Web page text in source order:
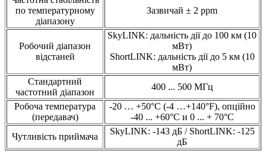
по температурному
діапазону
Зазвичай ± 2 ppm
Робочий діапазон
відстаней
SkyLINK: дальність дії до 100 км (10
мВт)
ShortLINK: дальність дії до 5 км (10
мВт)
Стандартний
частотний діапазон
400 ... 500 МГц
Робоча температура
(передавач)
-20 … +50°C (-4 …+140°F), опційно
-40 ... +60°C и 0 ... + 70°C
Чутливість приймача
SkyLINK: -143 дБ / ShortLINK: -125
дБ